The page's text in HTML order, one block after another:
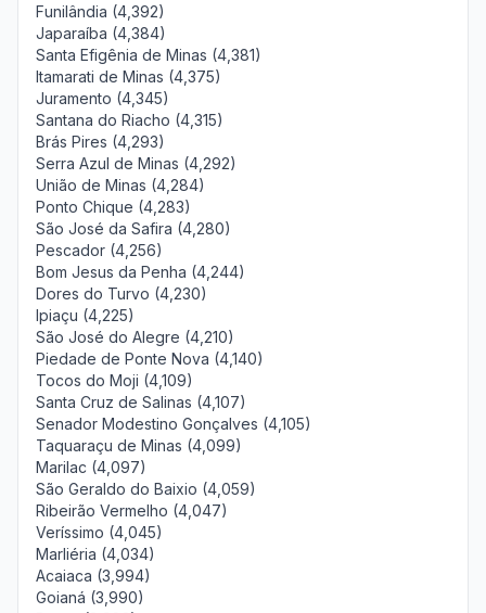
Funilândia (4,392)
Japaraíba (4,384)
Santa Efigênia de Minas (4,381)
Itamarati de Minas (4,375)
Juramento (4,345)
Santana do Riacho (4,315)
Brás Pires (4,293)
Serra Azul de Minas (4,292)
União de Minas (4,284)
Ponto Chique (4,283)
São José da Safira (4,280)
Pescador (4,256)
Bom Jesus da Penha (4,244)
Dores do Turvo (4,230)
Ipiaçu (4,225)
São José do Alegre (4,210)
Piedade de Ponte Nova (4,140)
Tocos do Moji (4,109)
Santa Cruz de Salinas (4,107)
Senador Modestino Gonçalves (4,105)
Taquaraçu de Minas (4,099)
Marilac (4,097)
São Geraldo do Baixio (4,059)
Ribeirão Vermelho (4,047)
Veríssimo (4,045)
Marliéria (4,034)
Acaiaca (3,994)
Goianá (3,990)